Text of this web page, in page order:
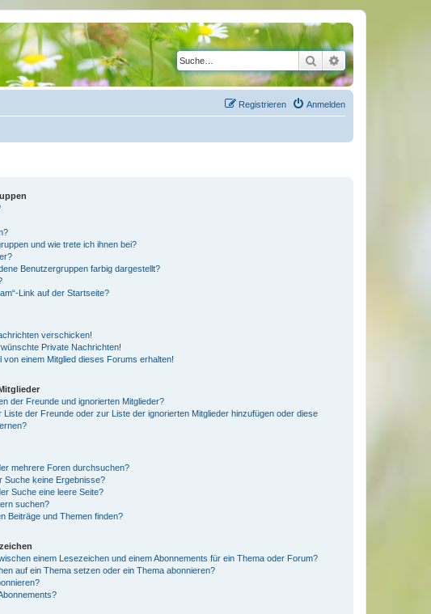
SucheErweiterte Suche
Anmelden
Registrieren
und wie trete ich ihnen bei?
Benutzergruppen farbig dargestellt?
Link auf der Startseite?
verschicken!
Private Nachrichten!
von einem Mitglied dieses Forums erhalten!
der Freunde und ignorierten Mitglieder?
Liste der Freunde oder zur Liste der ignorierten Mitglieder hinzufügen oder diese
mehrere Foren durchsuchen?
Suche keine Ergebnisse?
Suche eine leere Seite?
suchen?
Beiträge und Themen finden?
einem Lesezeichen und einem Abonnements für ein Thema oder Forum?
auf ein Thema setzen oder ein Thema abonnieren?